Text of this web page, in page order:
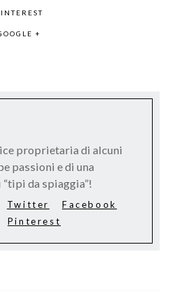
+
proprietaria di alcuni
passioni e di una
da spiaggia”!
Twitter
Facebook
Pinterest